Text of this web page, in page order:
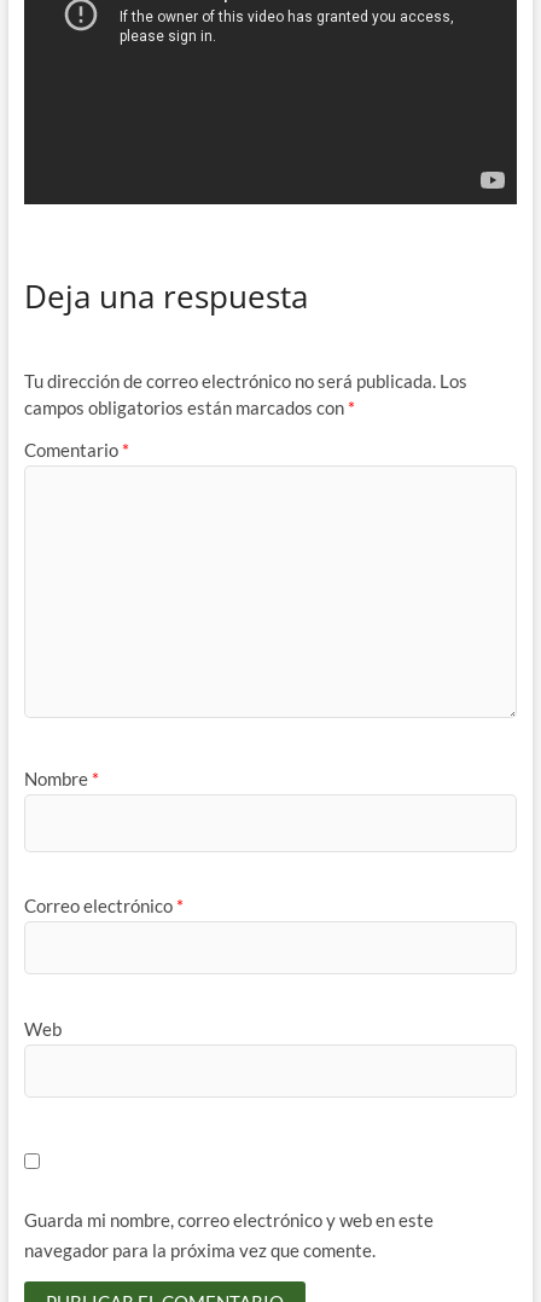
Deja una respuesta
Tu dirección de correo electrónico no será publicada. Los
campos obligatorios están marcados con *
Comentario *
Nombre *
Correo electrónico *
Web
Guarda mi nombre, correo electrónico y web en este
navegador para la próxima vez que comente.